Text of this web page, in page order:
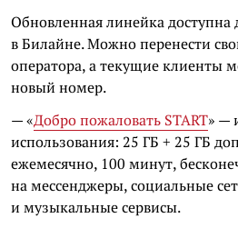
Обновленная линейка
в Билайне. Можно перенести
оператора, а текущие клиенты
новый номер.
— «Добро пожаловать START» —
использования: 25 ГБ + 25 ГБ
ежемесячно, 100 минут,
на мессенджеры, социальные
и музыкальные сервисы.